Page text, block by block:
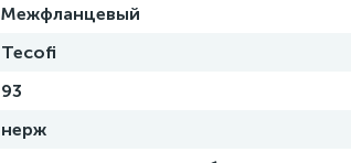
Межфланцевый
Tecofi
93
нерж